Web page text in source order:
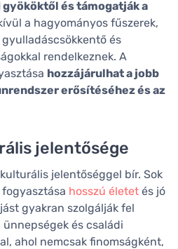
és támogatják a
a hagyományos fűszerek,
és
rendelkeznek. A
hozzájárulhat a jobb
erősítéséhez és az
jelentősége
jelentőséggel bír. Sok
hosszú életet és jó
gyakran szolgálják fel
és családi
ahol nemcsak finomságként,